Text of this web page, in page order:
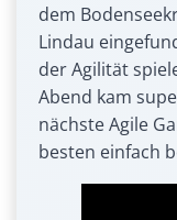
dem
Lindau
der Agilität
Abend kam
nächste Agile
besten einfach